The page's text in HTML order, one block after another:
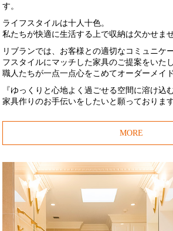
す。
ライフスタイルは十人十色。
私たちが快適に生活する上で収納は欠かせませ
リブランでは、お客様との適切なコミュニケ
フスタイルにマッチした家具のご提案をいた
職人たちが一点一点心をこめてオーダーメイ
『ゆっくりと心地よく過ごせる空間に溶け込
家具作りのお手伝いをしたいと願っております
MORE